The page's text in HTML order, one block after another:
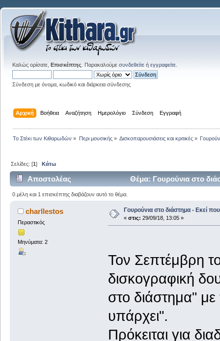
Καλώς ορίσατε, Επισκέπτης . Παρακαλούμε συνδεθείτε ή εγγραφείτε
Σύνδεση με όνομα, κωδικό και διάρκεια σύνδεσης
Αρχική Βοήθεια Αναζήτηση Ημερολόγιο Σύνδεση Εγγραφή
Το Στέκι των Κιθαρωδών » Περι μουσικής» Δισκοπαρουσιάσεις και κριτικές»
Σελίδες: [1]Κάτω
Αποστολέας Θέμα: Γουρούνια στο
0 μέλη και 1 επισκέπτης διαβάζουν αυτό το θέμα.
charllestos
Περαστικός
Μηνύματα: 2
Γουρούνια στο διάστημα - Εκεί
« στις: 29/09/18, 13:05 »
Τον Σεπτέμβρη
δισκογραφική
στο διάστημα" με
υπάρχει".
Πρόκειται για